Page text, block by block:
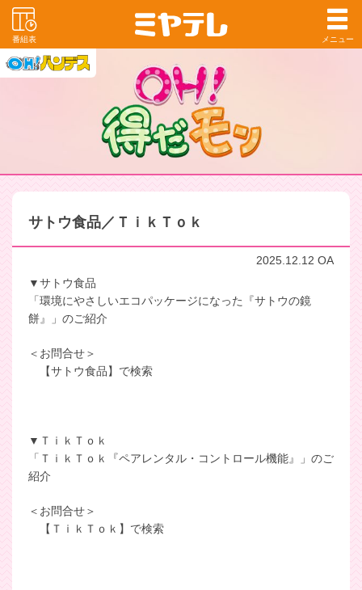
番組表 メニュー
サトウ食品／ＴｉｋＴｏｋ
2025.12.12 OA
▼サトウ食品
「環境にやさしいエコパッケージになった『サトウの鏡
餅』」のご紹介
＜お問合せ＞
【サトウ食品】で検索
▼ＴｉｋＴｏｋ
「ＴｉｋＴｏｋ『ペアレンタル・コントロール機能』」のご
紹介
＜お問合せ＞
【ＴｉｋＴｏｋ】で検索